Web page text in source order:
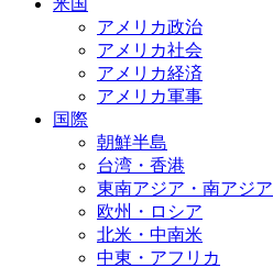
米国
アメリカ政治
アメリカ社会
アメリカ経済
アメリカ軍事
国際
朝鮮半島
台湾・香港
東南アジア・南アジア
欧州・ロシア
北米・中南米
中東・アフリカ